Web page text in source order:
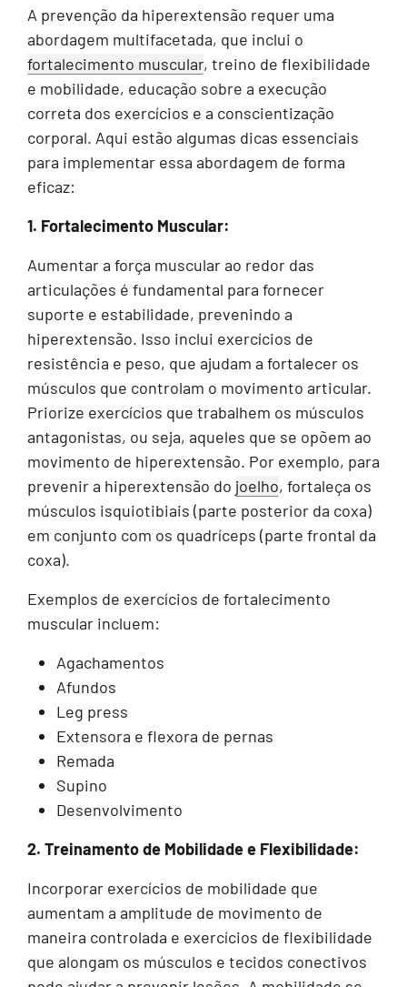
A prevenção da hiperextensão requer uma
abordagem multifacetada, que inclui o
fortalecimento muscular, treino de flexibilidade
e mobilidade, educação sobre a execução
correta dos exercícios e a conscientização
corporal. Aqui estão algumas dicas essenciais
para implementar essa abordagem de forma
eficaz:
1. Fortalecimento Muscular:
Aumentar a força muscular ao redor das
articulações é fundamental para fornecer
suporte e estabilidade, prevenindo a
hiperextensão. Isso inclui exercícios de
resistência e peso, que ajudam a fortalecer os
músculos que controlam o movimento articular.
Priorize exercícios que trabalhem os músculos
antagonistas, ou seja, aqueles que se opõem ao
movimento de hiperextensão. Por exemplo, para
prevenir a hiperextensão do joelho, fortaleça os
músculos isquiotibiais (parte posterior da coxa)
em conjunto com os quadríceps (parte frontal da
coxa).
Exemplos de exercícios de fortalecimento
muscular incluem:
Agachamentos
Afundos
Leg press
Extensora e flexora de pernas
Remada
Supino
Desenvolvimento
2. Treinamento de Mobilidade e Flexibilidade:
Incorporar exercícios de mobilidade que
aumentam a amplitude de movimento de
maneira controlada e exercícios de flexibilidade
que alongam os músculos e tecidos conectivos